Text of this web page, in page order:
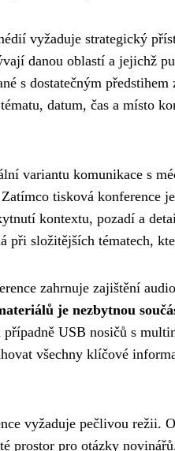
vyžaduje strategický
danou oblastí a jejichž
s dostatečným
datum, čas a místo
variantu komunikace s
tisková konference
kontextu, pozadí a
při složitějších tématech,
zahrnuje zajištění
je nezbytnou
USB nosičů s
všechny klíčové
vyžaduje pečlivou režii.
prostor pro otázky